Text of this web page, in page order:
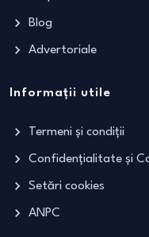
Blog
Advertoriale
Informații utile
Termeni și condiții
Confidențialitate și
Setări cookies
ANPC